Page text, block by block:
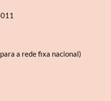
a rede fixa nacional)